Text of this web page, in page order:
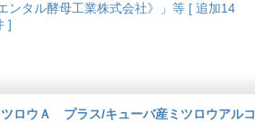
ンタル酵母工業株式会社》」等 [ 追加14
]
ロウＡ プラス/キューバ産ミツロウアルコ